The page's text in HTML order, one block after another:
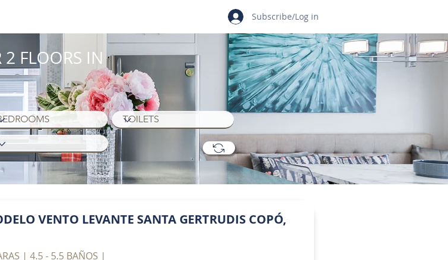
Subscribe/Log in
FLOORS IN
VENTO LEVANTE SANTA GERTRUDIS COPÓ,
| 4.5 - 5.5 BAÑOS |